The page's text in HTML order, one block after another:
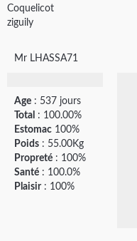
Coquelicot
ziguily
Mr LHASSA71
Age : 537 jours
Total : 100.00%
Estomac 100%
Poids : 55.00Kg
Propreté : 100%
Santé : 100.0%
Plaisir: 100%